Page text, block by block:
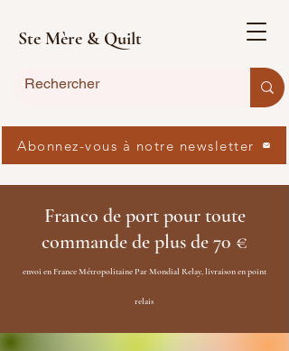
Ste Mère & Quilt
Franco de port pour toute
commande de plus de 70 €
envoi en France Métropolitaine Par Mondial Relay, livraison en point
relais
Abonnez-vous à notre newsletter